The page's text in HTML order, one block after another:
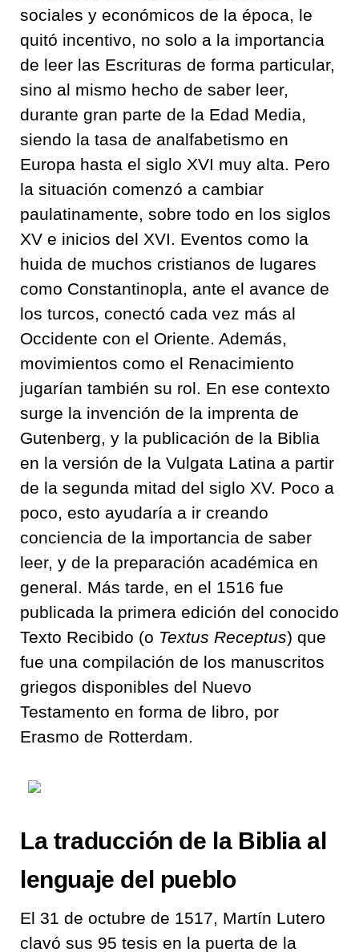
sociales y económicos de la época, le
quitó incentivo, no solo a la importancia
de leer las Escrituras de forma particular,
sino al mismo hecho de saber leer,
durante gran parte de la Edad Media,
siendo la tasa de analfabetismo en
Europa hasta el siglo XVI muy alta. Pero
la situación comenzó a cambiar
paulatinamente, sobre todo en los siglos
XV e inicios del XVI. Eventos como la
huida de muchos cristianos de lugares
como Constantinopla, ante el avance de
los turcos, conectó cada vez más al
Occidente con el Oriente. Además,
movimientos como el Renacimiento
jugarían también su rol. En ese contexto
surge la invención de la imprenta de
Gutenberg, y la publicación de la Biblia
en la versión de la Vulgata Latina a partir
de la segunda mitad del siglo XV. Poco a
poco, esto ayudaría a ir creando
conciencia de la importancia de saber
leer, y de la preparación académica en
general. Más tarde, en el 1516 fue
publicada la primera edición del conocido
Texto Recibido (o Textus Receptus) que
fue una compilación de los manuscritos
griegos disponibles del Nuevo
Testamento en forma de libro, por
Erasmo de Rotterdam.
La traducción de la Biblia al
lenguaje del pueblo
El 31 de octubre de 1517, Martín Lutero
clavó sus 95 tesis en la puerta de la